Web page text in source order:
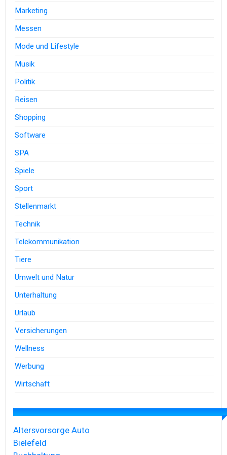
Marketing
Messen
Mode und Lifestyle
Musik
Politik
Reisen
Shopping
Software
SPA
Spiele
Sport
Stellenmarkt
Technik
Telekommunikation
Tiere
Umwelt und Natur
Unterhaltung
Urlaub
Versicherungen
Wellness
Werbung
Wirtschaft
Altersvorsorge Auto
Bielefeld